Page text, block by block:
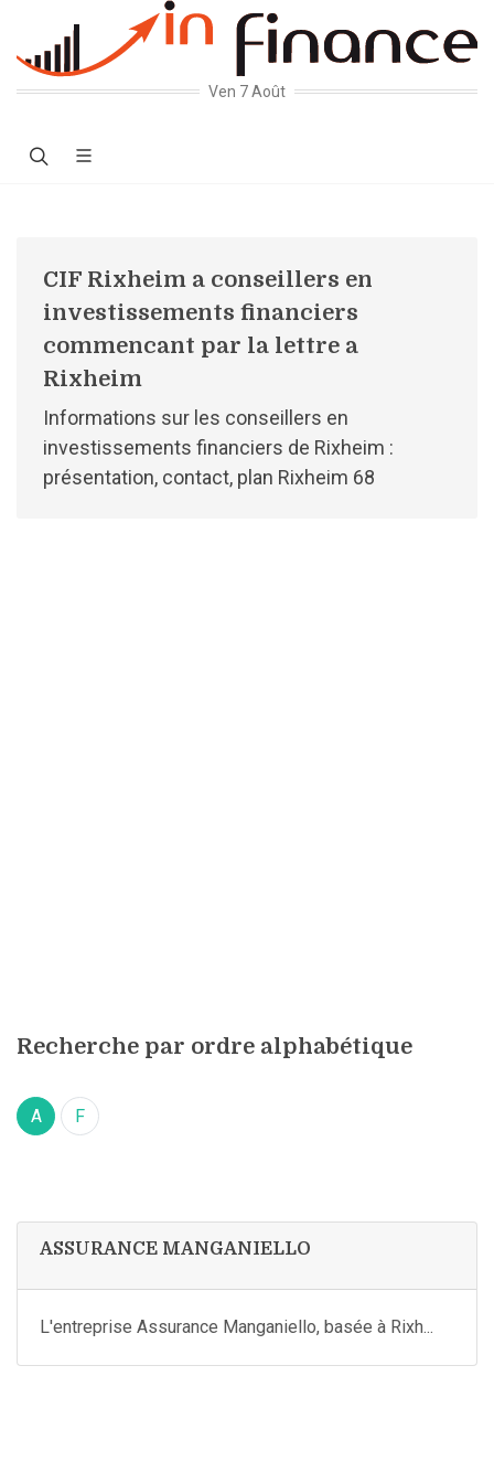
Ven 7 Août
CIF Rixheim a conseillers en
investissements financiers
commencant par la lettre a
Rixheim
Informations sur les conseillers en
investissements financiers de Rixheim :
présentation, contact, plan Rixheim 68
Recherche par ordre alphabétique
A F
ASSURANCE MANGANIELLO
L'entreprise Assurance Manganiello, basée à Rixh...